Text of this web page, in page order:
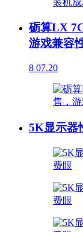
砺算LX
游戏兼容
8 07.20
5K显示器